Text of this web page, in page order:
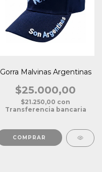
Gorra Malvinas Argentinas
$25.000,00
$21.250,00 con
Transferencia bancaria